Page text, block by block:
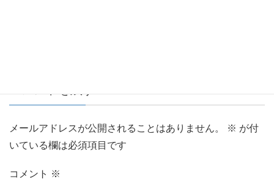
メールアドレスが公開されることはありません。 ※ が付
いている欄は必須項目です
コメント ※